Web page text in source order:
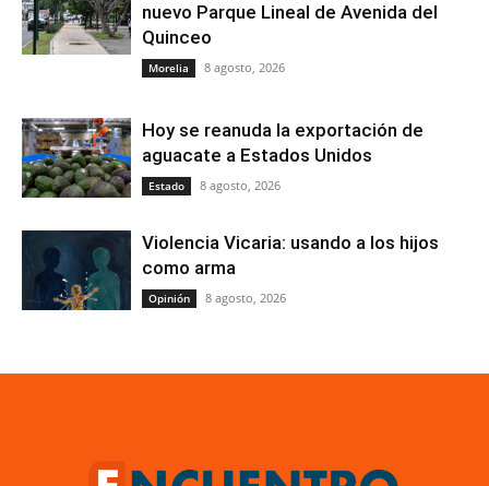
nuevo Parque Lineal de Avenida del
Quinceo
Morelia 8 agosto, 2026
Hoy se reanuda la exportación de
aguacate a Estados Unidos
Estado 8 agosto, 2026
Violencia Vicaria: usando a los hijos
como arma
Opinión 8 agosto, 2026